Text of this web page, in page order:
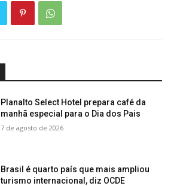
Planalto Select Hotel prepara café da
manhã especial para o Dia dos Pais
7 de agosto de 2026
Brasil é quarto país que mais ampliou
turismo internacional, diz OCDE